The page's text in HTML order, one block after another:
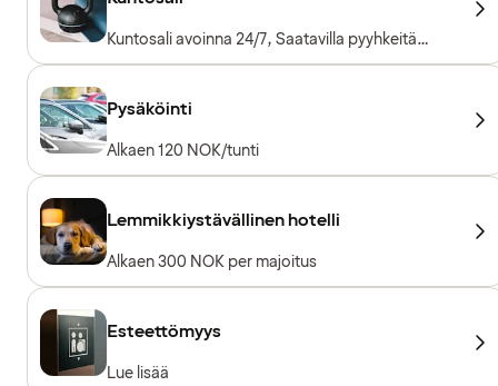
Kuntosali avoinna 24/7, Saatavilla pyyhkeitä
lainaksi, Kuntosalilaitteet, Kardiolaitteet,
Pysäköinti
Alkaen 120 NOK/tunti
Lemmikkiystävällinen hotelli
Alkaen 300 NOK per majoitus
Esteettömyys
Lue lisää